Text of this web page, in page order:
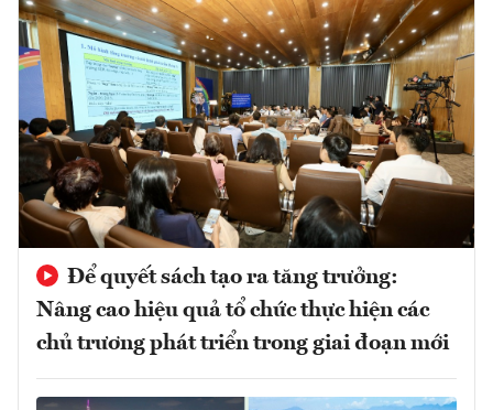
Để quyết sách tạo ra tăng trưởng:
Nâng cao hiệu quả tổ chức thực hiện các
chủ trương phát triển trong giai đoạn mới